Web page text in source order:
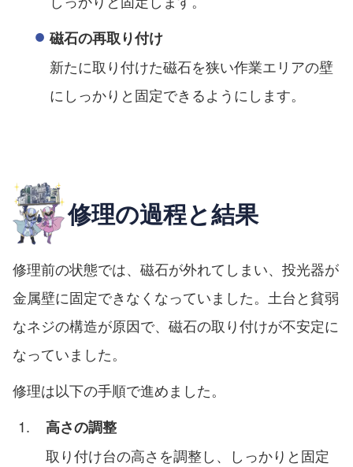
磁石の再取り付け
新たに取り付けた磁石を狭い作業エリアの壁
にしっかりと固定できるようにします。
修理の過程と結果
修理前の状態では、磁石が外れてしまい、投光器が
金属壁に固定できなくなっていました。土台と貧弱
なネジの構造が原因で、磁石の取り付けが不安定に
なっていました。
修理は以下の手順で進めました。
高さの調整
取り付け台の高さを調整し、しっかりと固定